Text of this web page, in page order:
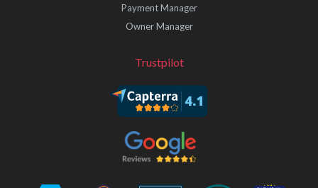
Payment Manager
Owner Manager
Trustpilot